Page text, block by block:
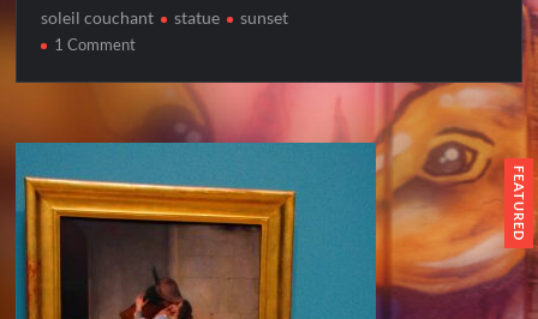
soleil couchant
statue sunset
1 Commenton
D’IMAGES
–
Octobre
FEATURED